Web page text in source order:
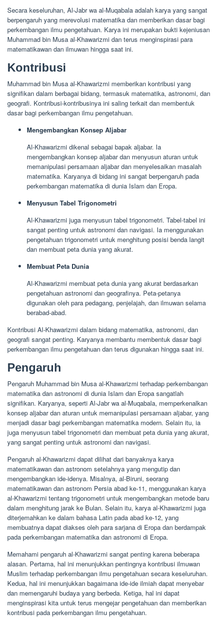
Secara keseluruhan, Al-Jabr wa al-Muqabala adalah karya yang sangat
berpengaruh yang merevolusi matematika dan memberikan dasar bagi
perkembangan ilmu pengetahuan. Karya ini merupakan bukti kejeniusan
Muhammad bin Musa al-Khawarizmi dan terus menginspirasi para
matematikawan dan ilmuwan hingga saat ini.
Kontribusi
Muhammad bin Musa al-Khawarizmi memberikan kontribusi yang
signifikan dalam berbagai bidang, termasuk matematika, astronomi, dan
geografi. Kontribusi-kontribusinya ini saling terkait dan membentuk
dasar bagi perkembangan ilmu pengetahuan.
Mengembangkan Konsep Aljabar
Al-Khawarizmi dikenal sebagai bapak aljabar. Ia
mengembangkan konsep aljabar dan menyusun aturan untuk
memanipulasi persamaan aljabar dan menyelesaikan masalah
matematika. Karyanya di bidang ini sangat berpengaruh pada
perkembangan matematika di dunia Islam dan Eropa.
Menyusun Tabel Trigonometri
Al-Khawarizmi juga menyusun tabel trigonometri. Tabel-tabel ini
sangat penting untuk astronomi dan navigasi. Ia menggunakan
pengetahuan trigonometri untuk menghitung posisi benda langit
dan membuat peta dunia yang akurat.
Membuat Peta Dunia
Al-Khawarizmi membuat peta dunia yang akurat berdasarkan
pengetahuan astronomi dan geografinya. Peta-petanya
digunakan oleh para pedagang, penjelajah, dan ilmuwan selama
berabad-abad.
Kontribusi Al-Khawarizmi dalam bidang matematika, astronomi, dan
geografi sangat penting. Karyanya membantu membentuk dasar bagi
perkembangan ilmu pengetahuan dan terus digunakan hingga saat ini.
Pengaruh
Pengaruh Muhammad bin Musa al-Khawarizmi terhadap perkembangan
matematika dan astronomi di dunia Islam dan Eropa sangatlah
signifikan. Karyanya, seperti Al-Jabr wa al-Muqabala, memperkenalkan
konsep aljabar dan aturan untuk memanipulasi persamaan aljabar, yang
menjadi dasar bagi perkembangan matematika modern. Selain itu, ia
juga menyusun tabel trigonometri dan membuat peta dunia yang akurat,
yang sangat penting untuk astronomi dan navigasi.
Pengaruh al-Khawarizmi dapat dilihat dari banyaknya karya
matematikawan dan astronom setelahnya yang mengutip dan
mengembangkan ide-idenya. Misalnya, al-Biruni, seorang
matematikawan dan astronom Persia abad ke-11, menggunakan karya
al-Khawarizmi tentang trigonometri untuk mengembangkan metode baru
dalam menghitung jarak ke Bulan. Selain itu, karya al-Khawarizmi juga
diterjemahkan ke dalam bahasa Latin pada abad ke-12, yang
membuatnya dapat diakses oleh para sarjana di Eropa dan berdampak
pada perkembangan matematika dan astronomi di Eropa.
Memahami pengaruh al-Khawarizmi sangat penting karena beberapa
alasan. Pertama, hal ini menunjukkan pentingnya kontribusi ilmuwan
Muslim terhadap perkembangan ilmu pengetahuan secara keseluruhan.
Kedua, hal ini menunjukkan bagaimana ide-ide ilmiah dapat menyebar
dan memengaruhi budaya yang berbeda. Ketiga, hal ini dapat
menginspirasi kita untuk terus mengejar pengetahuan dan memberikan
kontribusi pada perkembangan ilmu pengetahuan.